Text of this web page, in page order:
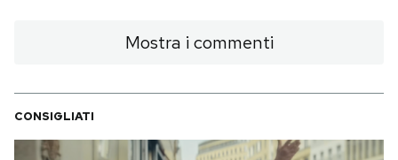
Mostra i commenti
CONSIGLIATI